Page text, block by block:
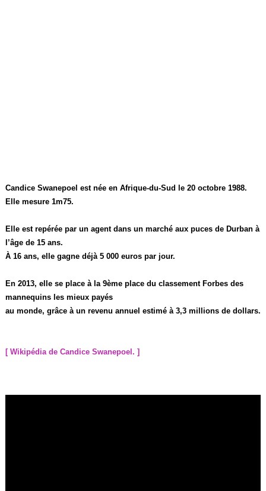
Candice Swanepoel est née en Afrique-du-Sud le 20 octobre 1988.
Elle mesure 1m75.
Elle est repérée par un agent dans un marché aux puces de Durban à
l’âge de 15 ans.
À 16 ans, elle gagne déjà 5 000 euros par jour.
En 2013, elle se place à la 9ème place du classement Forbes des
mannequins les mieux payés
au monde, grâce à un revenu annuel estimé à 3,3 millions de dollars.
[ Wikipédia de Candice Swanepoel. ]